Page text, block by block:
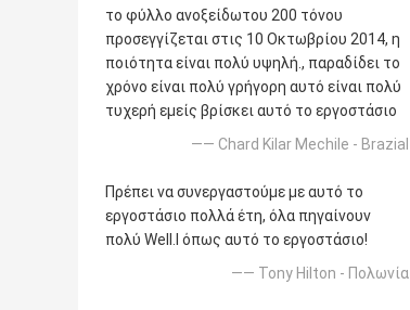
το φύλλο ανοξείδωτου 200 τόνου
προσεγγίζεται στις 10 Οκτωβρίου 2014, η
ποιότητα είναι πολύ υψηλή., παραδίδει το
χρόνο είναι πολύ γρήγορη αυτό είναι πολύ
τυχερή εμείς βρίσκει αυτό το εργοστάσιο
—— Chard Kilar Mechile - Brazial
Πρέπει να συνεργαστούμε με αυτό το
εργοστάσιο πολλά έτη, όλα πηγαίνουν
πολύ Well.l όπως αυτό το εργοστάσιο!
—— Tony Hilton - Πολωνία